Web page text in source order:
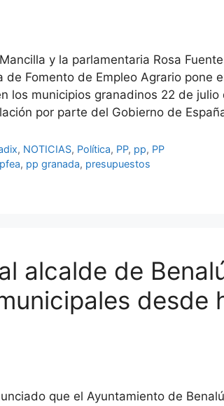
y la parlamentaria Rosa
de Fomento de Empleo Agrario pone
los municipios granadinos 22 de julio
por parte del Gobierno de
, NOTICIAS, Política, PP, pp, PP
pfea, pp granada, presupuestos
alcalde de
desde
que el Ayuntamiento de